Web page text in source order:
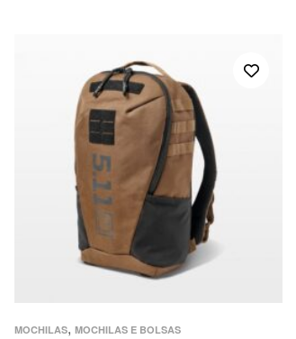
MOCHILAS, MOCHILAS E BOLSAS